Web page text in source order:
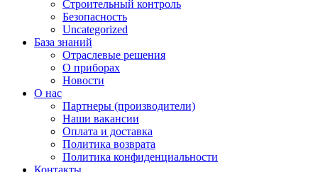
Строительный контроль
Безопасность
Uncategorized
База знаний
Отраслевые решения
О приборах
Новости
О нас
Партнеры (производители)
Наши вакансии
Оплата и доставка
Политика возврата
Политика конфиденциальности
Контакты